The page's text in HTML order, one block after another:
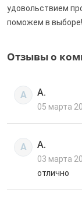
удовольствием
поможем в выборе!
Отзывы о
А А.
05 марта
А А.
03 марта
отлично